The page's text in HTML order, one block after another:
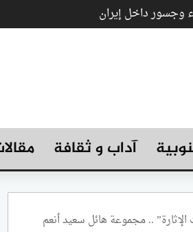
داخل إيران
آداب و ثقافة
.. مجموعة هائل سعيد أنعم